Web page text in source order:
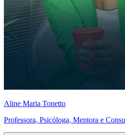
Aline Maria Tonetto
Professora, Psicóloga, Mentora e